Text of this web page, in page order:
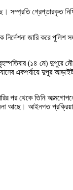
সম্প্রতি গ্রেপ্তারকৃত
জারি করে পুলিশ
(১৪ মে) দুপুরে
একপর্যায়ে দুপুর
পর থেকে তিনি
আছে। আইনগত প্রক্রিয়া